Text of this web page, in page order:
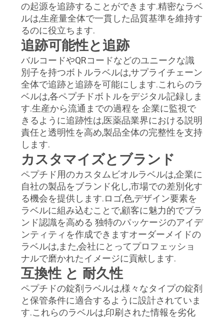
PRIVACY
POLICY
の起源を追跡することができます.精密なラベ
ルは,生産量全体で一貫した品質基準を維持す
るのに役立ちます.
追跡可能性と追跡
バルコードやQRコードなどのユニークな識
別子を持つボトルラベルは,サプライチェーン
全体で追跡と追跡を可能にします.これらのラ
ベルは,各ペプチドボトルをデジタル記録しま
す.生産から流通までの過程を 企業に監視で
きるように追跡性は,医薬品業界における説明
責任と透明性を高め,製品全体の完整性を支持
します.
カスタマイズとブランド
ペプチド用のカスタムビオルラベルは,企業に
自社の製品をブランド化し,市場での差別化す
る機会を提供します.ロゴ,色,デザイン要素を
ラベルに組み込むことで,顧客に魅力的でブラ
ンド認識を高める 独特のパッケージのアイデ
ンティティを作成できますオーダーメイドの
ラベルは,また,会社にとってプロフェッショ
ナルで磨かれたイメージに貢献します.
互換性 と 耐久性
ペプチドの錠剤ラベルは,様々なタイプの錠剤
と保管条件に適合するように設計されていま
す.これらのラベルは,印刷された情報を劣化